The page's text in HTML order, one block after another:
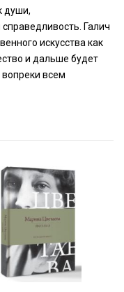
души,
Галич
искусства как
и дальше будет
всем